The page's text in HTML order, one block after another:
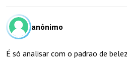
anônimo
É só analisar com o padrao de